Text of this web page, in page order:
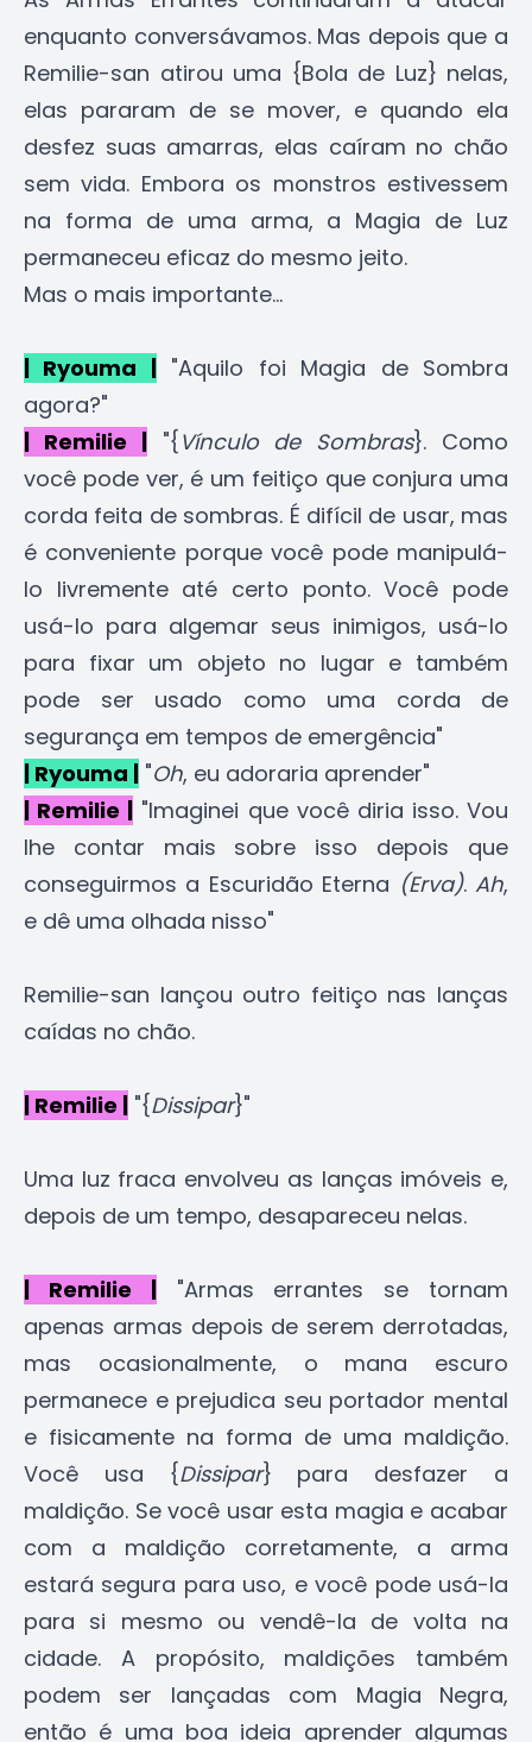
enquanto conversávamos. Mas depois que a
Remilie-san atirou uma {Bola de Luz} nelas,
elas pararam de se mover, e quando ela
desfez suas amarras, elas caíram no chão
sem vida. Embora os monstros estivessem
na forma de uma arma, a Magia de Luz
permaneceu eficaz do mesmo jeito.
Mas o mais importante...
| Ryouma |"Aquilo foi Magia de Sombra
agora?"
| Remilie |"{Vínculo de Sombras}. Como
você pode ver, é um feitiço que conjura uma
corda feita de sombras. É difícil de usar, mas
é conveniente porque você pode manipulá-
lo livremente até certo ponto. Você pode
usá-lo para algemar seus inimigos, usá-lo
para fixar um objeto no lugar e também
pode ser usado como uma corda de
segurança em tempos de emergência"
| Ryouma | "Oh, eu adoraria aprender"
| Remilie | "Imaginei que você diria isso. Vou
lhe contar mais sobre isso depois que
conseguirmos a Escuridão Eterna (Erva).Ah,
e dê uma olhada nisso"
Remilie-san lançou outro feitiço nas lanças
caídas no chão.
| Remilie | "{Dissipar}"
Uma luz fraca envolveu as lanças imóveis e,
depois de um tempo, desapareceu nelas.
| Remilie |"Armas errantes se tornam
apenas armas depois de serem derrotadas,
mas ocasionalmente, o mana escuro
permanece e prejudica seu portador mental
e fisicamente na forma de uma maldição.
Você usa {Dissipar} para desfazer a
maldição. Se você usar esta magia e acabar
com a maldição corretamente, a arma
estará segura para uso, e você pode usá-la
para si mesmo ou vendê-la de volta na
cidade. A propósito, maldições também
podem ser lançadas com Magia Negra,
então é uma boa ideia aprender algumas